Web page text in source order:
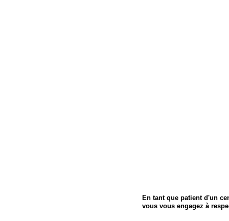
En tant que patient d'un
vous vous engagez à